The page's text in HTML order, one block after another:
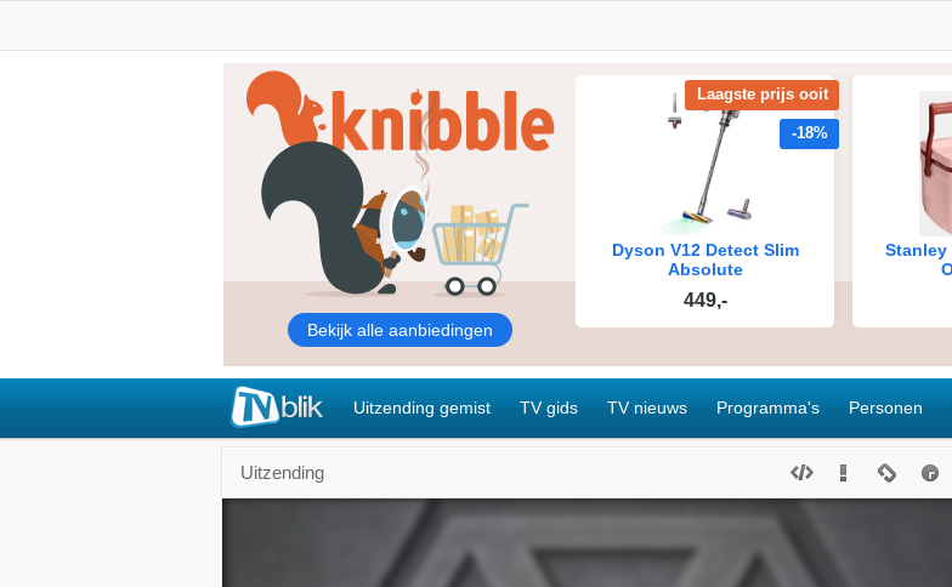
Uitzending gemist TV gids TV nieuws Programma's Personen
Uitzending